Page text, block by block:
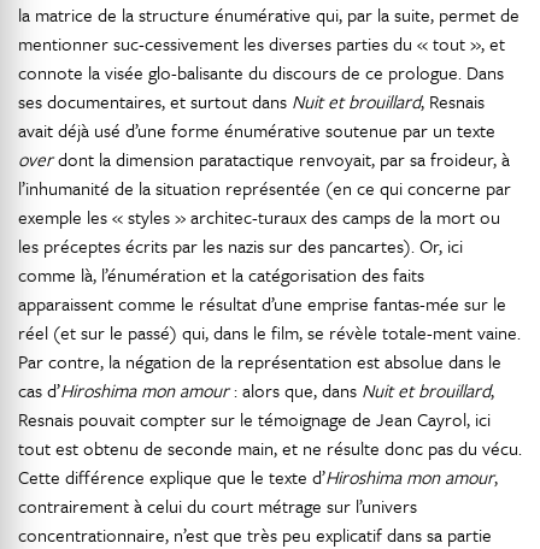
la matrice de la structure énumérative qui, par la suite, permet de
mentionner suc-cessivement les diverses parties du « tout », et
connote la visée glo-balisante du discours de ce prologue. Dans
ses documentaires, et surtout dans Nuit et brouillard, Resnais
avait déjà usé d’une forme énumérative soutenue par un texte
overdont la dimension paratactique renvoyait, par sa froideur, à
l’inhumanité de la situation représentée (en ce qui concerne par
exemple les « styles » architec-turaux des camps de la mort ou
les préceptes écrits par les nazis sur des pancartes). Or, ici
comme là, l’énumération et la catégorisation des faits
apparaissent comme le résultat d’une emprise fantas-mée sur le
réel (et sur le passé) qui, dans le film, se révèle totale-ment vaine.
Par contre, la négation de la représentation est absolue dans le
cas d’Hiroshima mon amour: alors que, dans Nuit et brouillard,
Resnais pouvait compter sur le témoignage de Jean Cayrol, ici
tout est obtenu de seconde main, et ne résulte donc pas du vécu.
Cette différence explique que le texte d’Hiroshima mon amour,
contrairement à celui du court métrage sur l’univers
concentrationnaire, n’est que très peu explicatif dans sa partie